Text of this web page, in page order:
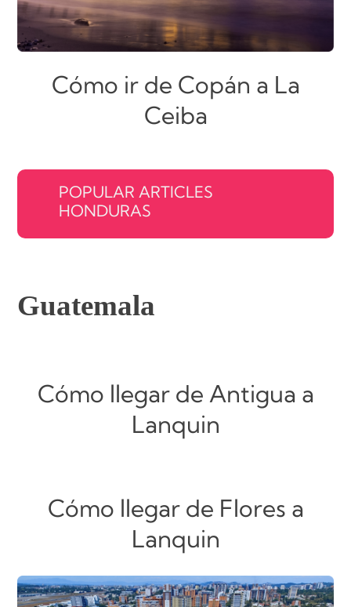
Cómo ir de Copán a La
Ceiba
POPULAR ARTICLES
HONDURAS
Guatemala
Cómo llegar de Antigua a
Lanquin
Cómo llegar de Flores a
Lanquin